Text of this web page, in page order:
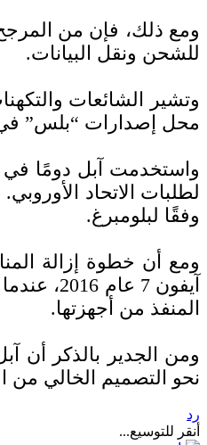
للشحن ونقل البيانات.
محل إصدارات “بلس”
وفقًا لبلومبرغ.
آيفون
المنفذ من أجهزتها.
ومن الجدير بالذكر أن
نحو التصميم الخالي من
رد
أنقر للتوسيع...